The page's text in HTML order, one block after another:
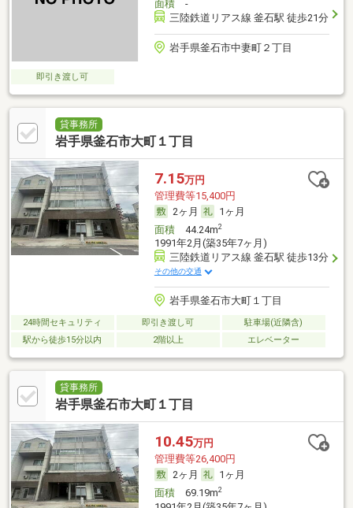
面積-
三陸鉄道リアス線 釜石駅 徒歩21分
岩手県釜石市中妻町２丁目
即引き渡し可
貸事務所
岩手県釜石市大町１丁目
7.15万円
管理費等15,400円
2ヶ月
1ヶ月
面積44.24m2
1991年2月(築35年7ヶ月)
三陸鉄道リアス線 釜石駅 徒歩13分
その他の交通
岩手県釜石市大町１丁目
24時間セキュリティ 即引き渡し可
駐車場(近隣含)
駅から徒歩15分以内
2階以上 エレベーター
貸事務所
岩手県釜石市大町１丁目
10.45万円
管理費等26,400円
2ヶ月
1ヶ月
面積69.19m2